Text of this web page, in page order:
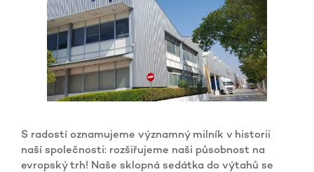
S radostí oznamujeme významný milník v historii
naší společnosti: rozšiřujeme naši působnost na
evropský trh! Naše sklopná sedátka do výtahů se